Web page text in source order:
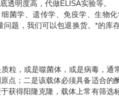
透明度高，代做ELISA实验等。
菌学、遗传学、免疫学、生物
题，我们可以包退换货。 *的库
粒，或是噬菌体，或是病毒，通
点；二是该载体必须具备适合的
获得阳隆克隆，载体上常有筛选